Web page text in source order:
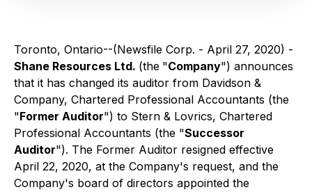
Toronto, Ontario--(Newsfile Corp. - April 27, 2020) -
Shane Resources Ltd. (the "Company") announces
that it has changed its auditor from Davidson &
Company, Chartered Professional Accountants (the
"Former Auditor") to Stern & Lovrics, Chartered
Professional Accountants (the "Successor
Auditor"). The Former Auditor resigned effective
April 22, 2020, at the Company's request, and the
Company's board of directors appointed the